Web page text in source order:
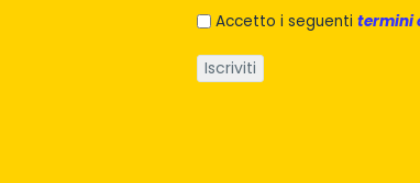
Accetto i seguenti termini